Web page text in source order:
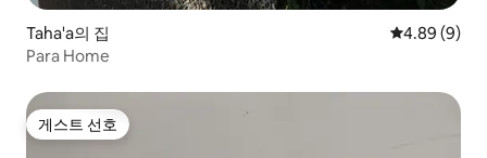
Taha'a의 집 평점 4.89점
4.89 (9)
Para Home
게스트 선호
게스트 선호